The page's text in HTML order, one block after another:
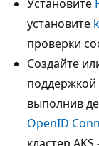
Установите
установите
проверки
Создайте
поддержкой
выполнив
OpenID
кластер